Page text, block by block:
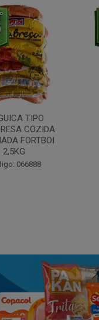
TIPO
COZIDA
FORTBOI
2,5KG
066888